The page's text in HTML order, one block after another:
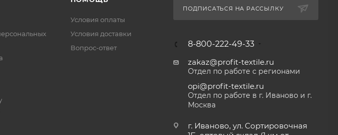
Условия оплаты
Условия доставки
Вопрос-ответ
ПОДПИСАТЬСЯ НА РАССЫЛКУ
8-800-222-49-33
zakaz@profit-textile.ru
Отдел по работе с регионами
opi@profit-textile.ru
Отдел по работе в г. Иваново и г.
Москва
г. Иваново, ул. Сортировочная